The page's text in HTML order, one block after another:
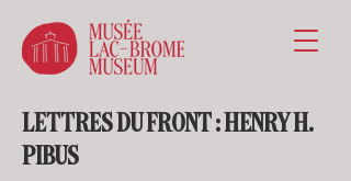
LETTRES DU FRONT : HENRY H.
PIBUS